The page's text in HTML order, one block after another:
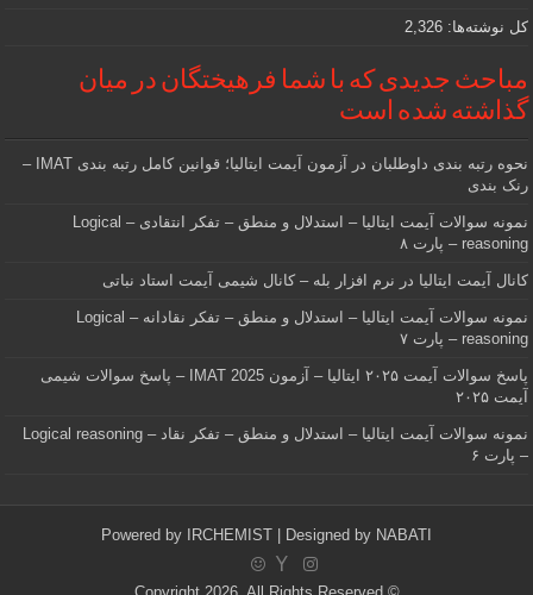
کل نوشته‌ها: 2,326
مباحث جدیدی که با شما فرهیختگان در میان
گذاشته شده است
نحوه رتبه بندی داوطلبان در آزمون آیمت ایتالیا؛ قوانین کامل رتبه بندی IMAT –
رنک بندی
نمونه سوالات آیمت ایتالیا – استدلال و منطق – تفکر انتقادی – Logical
reasoning – پارت ۸
کانال آیمت ایتالیا در نرم افزار بله – کانال شیمی آیمت استاد نباتی
نمونه سوالات آیمت ایتالیا – استدلال و منطق – تفکر نقادانه – Logical
reasoning – پارت ۷
پاسخ سوالات آیمت ۲۰۲۵ ایتالیا – آزمون IMAT 2025 – پاسخ سوالات شیمی
آیمت ۲۰۲۵
نمونه سوالات آیمت ایتالیا – استدلال و منطق – تفکر نقاد – Logical reasoning
– پارت ۶
Powered by IRCHEMIST | Designed by NABATI